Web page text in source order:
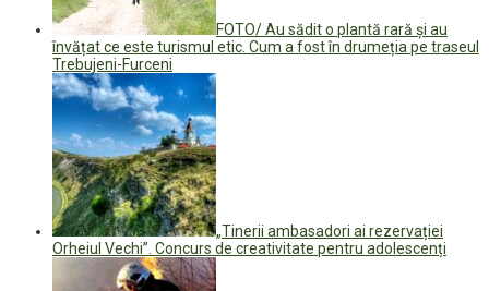
FOTO/ Au sădit o plantă rară și au
învățat ce este turismul etic. Cum a fost în drumeția pe traseul
Trebujeni-Furceni
„Tinerii ambasadori ai rezervației
Orheiul Vechi”. Concurs de creativitate pentru adolescenți